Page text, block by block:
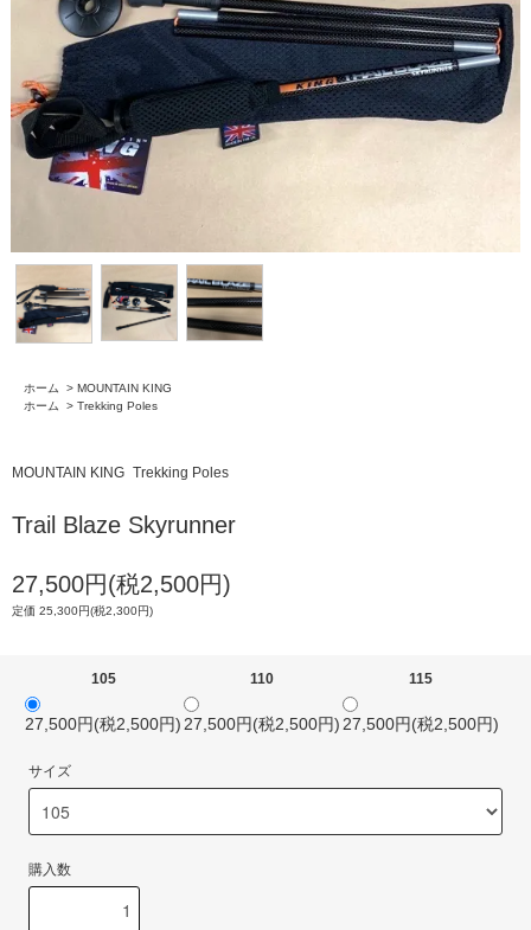
ホーム > MOUNTAIN KING
ホーム
> Trekking Poles
MOUNTAIN KING Trekking Poles
Trail Blaze Skyrunner
27,500円(税2,500円)
定価 25,300円(税2,300円)
105 110 115
27,500円(税2,500円) 27,500円(税2,500円) 27,500円(税2,500円)
サイズ
購入数